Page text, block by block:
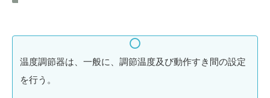
温度調節器は、一般に、調節温度及び動作すき間の設定
を行う。